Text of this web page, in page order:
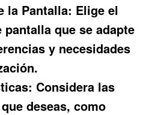
la Pantalla: Elige el
pantalla que se adapte
y necesidades
Considera las
deseas, como